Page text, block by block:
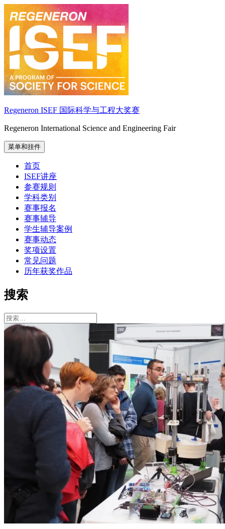
至
内
Regeneron ISEF 国际科学与工程大奖赛
Regeneron International Science and Engineering Fair
菜单和挂件
首页
ISEF讲座
参赛规则
学科类别
赛事报名
赛事辅导
学生辅导案例
赛事动态
奖项设置
常见问题
历年获奖作品
搜索
搜
索：